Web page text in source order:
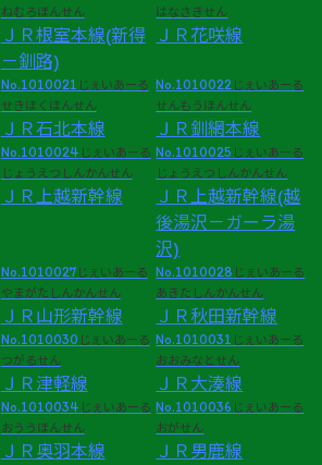
ねむろほんせん
ＪＲ根室本線(新得
－釧路)
はなさきせん
ＪＲ花咲線
No.1010021 じぇいあーる
せきほくほんせん
ＪＲ石北本線
No.1010022 じぇいあーる
せんもうほんせん
ＪＲ釧網本線
No.1010024 じぇいあーる
じょうえつしんかんせん
ＪＲ上越新幹線
No.1010025 じぇいあーる
じょうえつしんかんせん
ＪＲ上越新幹線(越
後湯沢－ガーラ湯
沢)
No.1010027じぇいあーる
やまがたしんかんせん
ＪＲ山形新幹線
No.1010028 じぇいあーる
あきたしんかんせん
ＪＲ秋田新幹線
No.1010030 じぇいあーる
つがるせん
ＪＲ津軽線
No.1010031 じぇいあーる
おおみなとせん
ＪＲ大湊線
No.1010034 じぇいあーる
おううほんせん
ＪＲ奥羽本線
No.1010036 じぇいあーる
おがせん
ＪＲ男鹿線